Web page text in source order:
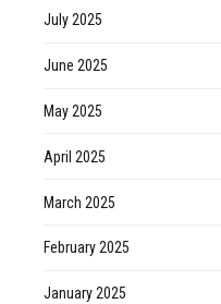
July 2025
June 2025
May 2025
April 2025
March 2025
February 2025
January 2025